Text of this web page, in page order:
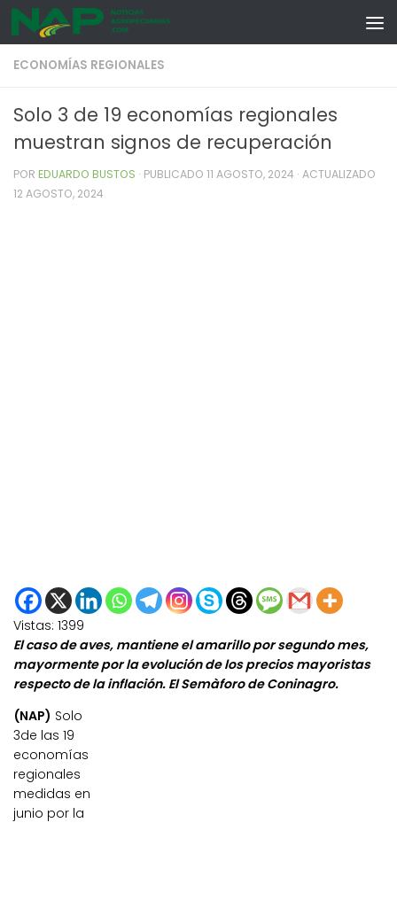
Skip to content
ECONOMÍAS REGIONALES
Solo 3 de 19 economías regionales
muestran signos de recuperación
POR EDUARDO BUSTOS · PUBLICADO 11 AGOSTO, 2024 · ACTUALIZADO
12 AGOSTO, 2024
Vistas: 1399
El caso de aves, mantiene el amarillo por segundo mes,
mayormente por la evolución de los precios mayoristas
respecto de la inflación. El Semàforo de Coninagro.
(NAP) Solo
3de las 19
economías
regionales
medidas en
junio por la